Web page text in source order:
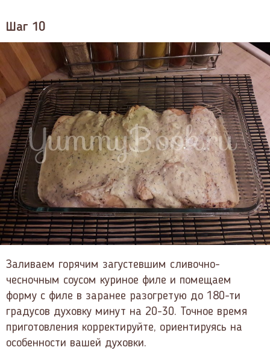
Шаг 10
Заливаем горячим загустевшим сливочно-
чесночным соусом куриное филе и помещаем
форму с филе в заранее разогретую до 180-ти
градусов духовку минут на 20-30. Точное время
приготовления корректируйте, ориентируясь на
особенности вашей духовки.